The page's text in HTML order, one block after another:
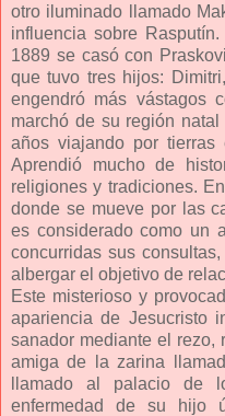
otro iluminado llamado
influencia sobre
1889 se casó con
que tuvo tres hijos:
engendró más vástagos
marchó de su región
años viajando por tierras
Aprendió mucho de
religiones y tradiciones.
donde se mueve por las
es considerado como un
concurridas sus
albergar el objetivo de
Este misterioso y
apariencia de Jesucristo
sanador mediante el rezo,
amiga de la zarina
llamado al palacio de
enfermedad de su hijo